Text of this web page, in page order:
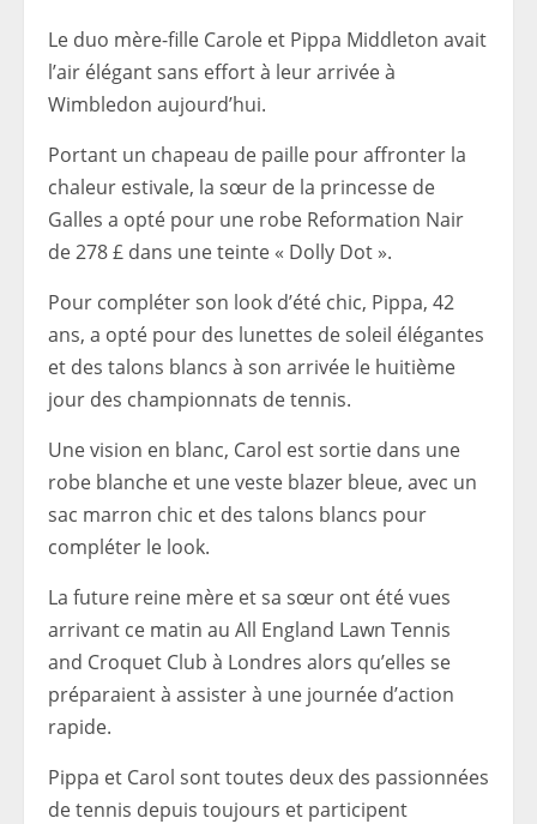
Le duo mère-fille Carole et Pippa Middleton avait
l’air élégant sans effort à leur arrivée à
Wimbledon aujourd’hui.
Portant un chapeau de paille pour affronter la
chaleur estivale, la sœur de la princesse de
Galles a opté pour une robe Reformation Nair
de 278 £ dans une teinte « Dolly Dot ».
Pour compléter son look d’été chic, Pippa, 42
ans, a opté pour des lunettes de soleil élégantes
et des talons blancs à son arrivée le huitième
jour des championnats de tennis.
Une vision en blanc, Carol est sortie dans une
robe blanche et une veste blazer bleue, avec un
sac marron chic et des talons blancs pour
compléter le look.
La future reine mère et sa sœur ont été vues
arrivant ce matin au All England Lawn Tennis
and Croquet Club à Londres alors qu’elles se
préparaient à assister à une journée d’action
rapide.
Pippa et Carol sont toutes deux des passionnées
de tennis depuis toujours et participent